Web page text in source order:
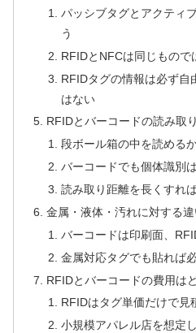
パッシブタグとアクティ
う
RFIDとNFCは同じもので
RFIDタグの情報は必ず自
はない
RFIDとバーコードの読み取
段ボール箱の中を読める
バーコードでも個体識別
読み取り距離を長くすれ
金属・液体・汚れに対する
バーコードは印刷面、
金属対応タグでも貼れば
RFIDとバーコードの費用は
RFIDはタグ単価だけで見
小規模アパレル店を想定